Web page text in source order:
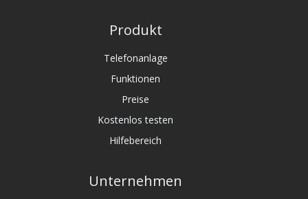
Produkt
Telefonanlage
Funktionen
Preise
Kostenlos testen
Hilfebereich
Unternehmen